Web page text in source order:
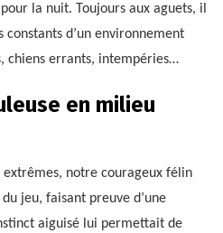
la nuit. Toujours aux aguets, il
d’un environnement
chiens errants, intempéries…
en milieu
notre courageux félin
jeu, faisant preuve d’une
aiguisé lui permettait de